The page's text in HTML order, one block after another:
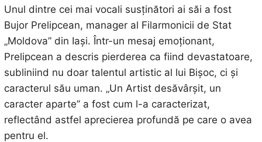
Unul dintre cei mai vocali susținători ai săi a fost
Bujor Prelipcean, manager al Filarmonicii de Stat
„Moldova” din Iași. Într-un mesaj emoționant,
Prelipcean a descris pierderea ca fiind devastatoare,
subliniind nu doar talentul artistic al lui Bișoc, ci și
caracterul său uman. „Un Artist desăvârșit, un
caracter aparte” a fost cum l-a caracterizat,
reflectând astfel aprecierea profundă pe care o avea
pentru el.